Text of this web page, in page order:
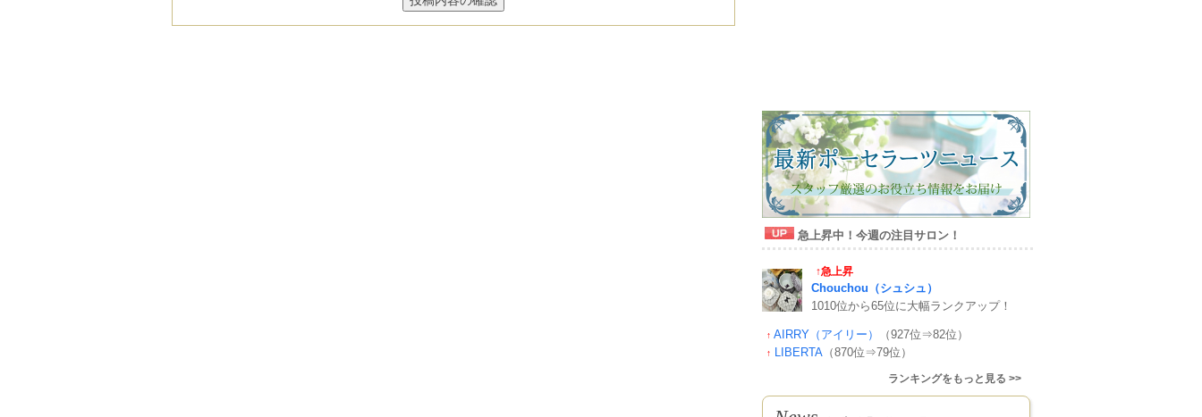
急上昇中！今週の注目サロン！
↑急上昇
Chouchou（シュシュ）
1010位から65位に大幅ランクアップ！
↑ AIRRY（アイリー） （927位⇒82位）
↑ LIBERTA （870位⇒79位）
ランキングをもっと見る >>